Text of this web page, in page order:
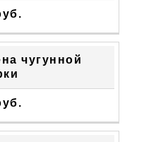
чугунной